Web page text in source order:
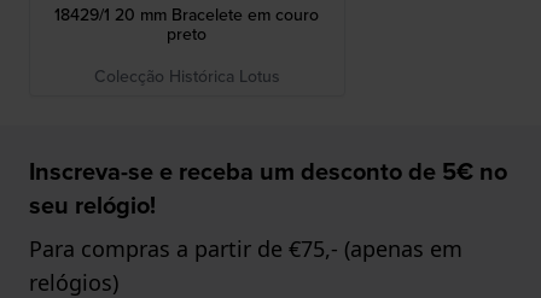
18429/1 20 mm Bracelete em couro
preto
Colecção Histórica Lotus
Inscreva-se e receba um desconto de 5€ no
seu relógio!
Para compras a partir de €75,- (apenas em
relógios)